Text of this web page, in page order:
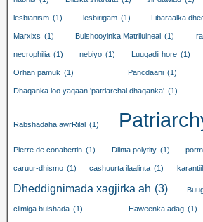
lesbianism (1) lesbirigam (1) Libaraalka
Marxixs (1) Bulshooyinka Matriluineal (1)
necrophilia (1) nebiyo (1) Luuqadii hore (1)
Orhan pamuk (1) Pancdaani (1)
Dhaqanka loo yaqaan 'patriarchal dhaqanka' (1)
Rabshadaha awrRilal (1)
Pierre de conabertin (1) Diinta polytity (1)
caruur-dhismo (1) cashuurta ilaalinta (1) karantiil
Dheddignimada xagjirka ah (3)
cilmiga bulshada (1) Haweenka adag (1)